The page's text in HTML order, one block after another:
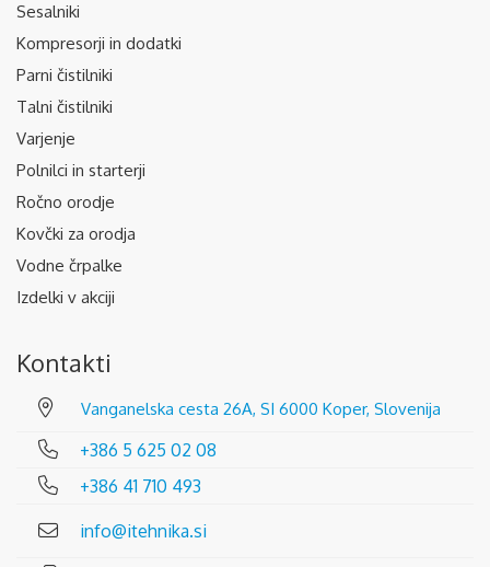
Sesalniki
Kompresorji in dodatki
Parni čistilniki
Talni čistilniki
Varjenje
Polnilci in starterji
Ročno orodje
Kovčki za orodja
Vodne črpalke
Izdelki v akciji
Kontakti
Vanganelska cesta 26A, SI 6000 Koper, Slovenija
+386 5 625 02 08
+386 41 710 493
info@itehnika.si